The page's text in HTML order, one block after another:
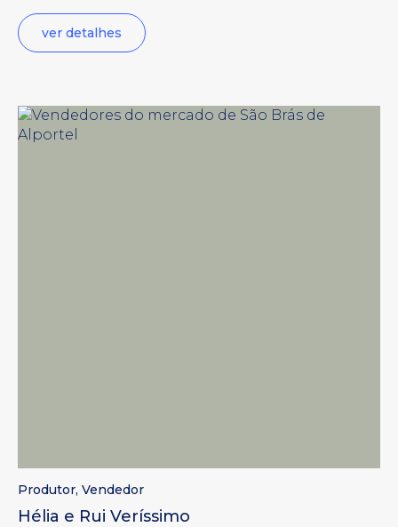
ver detalhes
Produtor, Vendedor
Hélia e Rui Veríssimo